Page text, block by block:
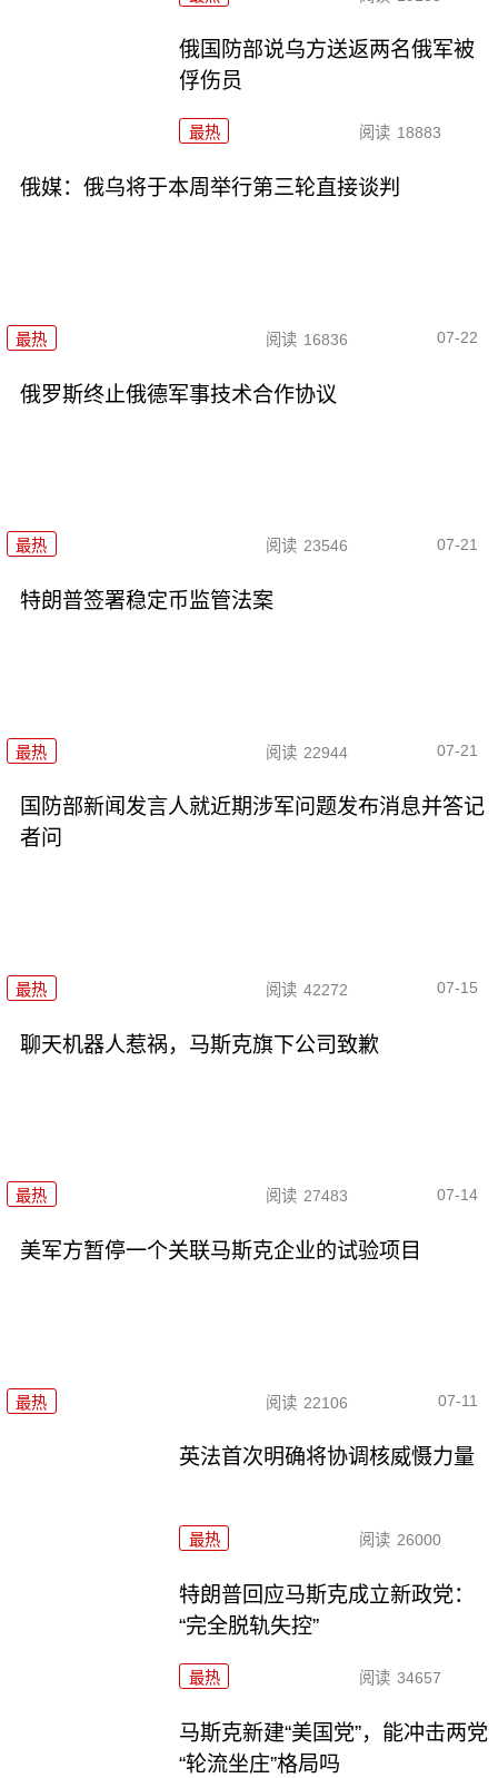
俄国防部说乌方送返两名俄军被
俘伤员
最热 阅读 18883
俄媒：俄乌将于本周举行第三轮直接谈判
最热 阅读 16836 07-22
俄罗斯终止俄德军事技术合作协议
最热 阅读 23546 07-21
特朗普签署稳定币监管法案
最热 阅读 22944 07-21
国防部新闻发言人就近期涉军问题发布消息并答记
者问
最热 阅读 42272 07-15
聊天机器人惹祸，马斯克旗下公司致歉
最热 阅读 27483 07-14
美军方暂停一个关联马斯克企业的试验项目
最热 阅读 22106 07-11
英法首次明确将协调核威慑力量
最热 阅读 26000
特朗普回应马斯克成立新政党：
“完全脱轨失控”
最热 阅读 34657
马斯克新建“美国党”，能冲击两党
“轮流坐庄”格局吗